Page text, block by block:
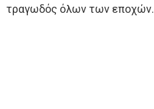
τραγωδός όλων των εποχών.